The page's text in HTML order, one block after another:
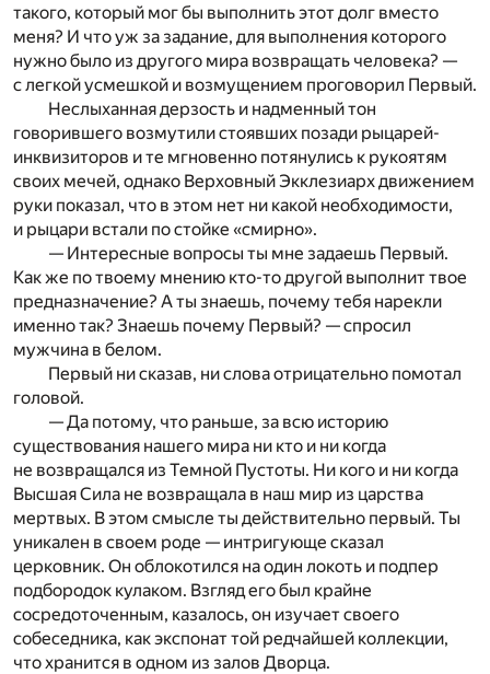
такого, который мог бы выполнить этот долг вместо
меня? И что уж за задание, для выполнения которого
нужно было из другого мира возвращать человека? —
с легкой усмешкой и возмущением проговорил Первый.
Неслыханная дерзость и надменный тон
говорившего возмутили стоявших позади рыцарей-
инквизиторов и те мгновенно потянулись к рукоятям
своих мечей, однако Верховный Экклезиарх движением
руки показал, что в этом нет ни какой необходимости,
и рыцари встали по стойке «смирно».
— Интересные вопросы ты мне задаешь Первый.
Как же по твоему мнению кто-то другой выполнит твое
предназначение? А ты знаешь, почему тебя нарекли
именно так? Знаешь почему Первый? — спросил
мужчина в белом.
Первый ни сказав, ни слова отрицательно помотал
головой.
— Да потому, что раньше, за всю историю
существования нашего мира ни кто и ни когда
не возвращался из Темной Пустоты. Ни кого и ни когда
Высшая Сила не возвращала в наш мир из царства
мертвых. В этом смысле ты действительно первый. Ты
уникален в своем роде — интригующе сказал
церковник. Он облокотился на один локоть и подпер
подбородок кулаком. Взгляд его был крайне
сосредоточенным, казалось, он изучает своего
собеседника, как экспонат той редчайшей коллекции,
что хранится в одном из залов Дворца.